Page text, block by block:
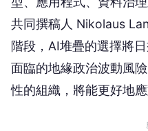
共同撰稿人 Nikolaus
階段，AI堆疊的選擇將
面臨的地緣政治波動風
性的組織，將能更好地應